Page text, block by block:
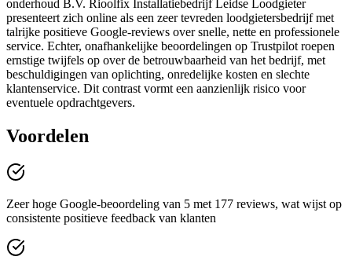
onderhoud B.V. Rioolfix Installatiebedrijf Leidse Loodgieter
presenteert zich online als een zeer tevreden loodgietersbedrijf met
talrijke positieve Google‑reviews over snelle, nette en professionele
service. Echter, onafhankelijke beoordelingen op Trustpilot roepen
ernstige twijfels op over de betrouwbaarheid van het bedrijf, met
beschuldigingen van oplichting, onredelijke kosten en slechte
klantenservice. Dit contrast vormt een aanzienlijk risico voor
eventuele opdrachtgevers.
Voordelen
Zeer hoge Google-beoordeling van 5 met 177 reviews, wat wijst op
consistente positieve feedback van klanten